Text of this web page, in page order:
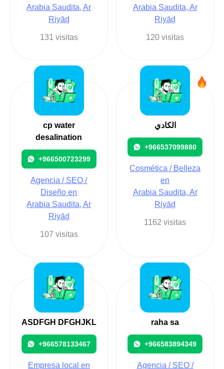
Arabia Saudita, Ar
Riyāḑ
131 visitas
Arabia Saudita, Ar
Riyāḑ
120 visitas
cp water
desalination
+966500723299
Agencia / SEO /
Diseño en
Arabia Saudita, Ar
Riyāḑ
107 visitas
الكادي
+966537099880
Cosmética / Belleza
en
Arabia Saudita, Ar
Riyāḑ
1162 visitas
ASDFGH DFGHJKL
+966578133467
Empresa local en
raha sa
+966583894349
Agencia / SEO /